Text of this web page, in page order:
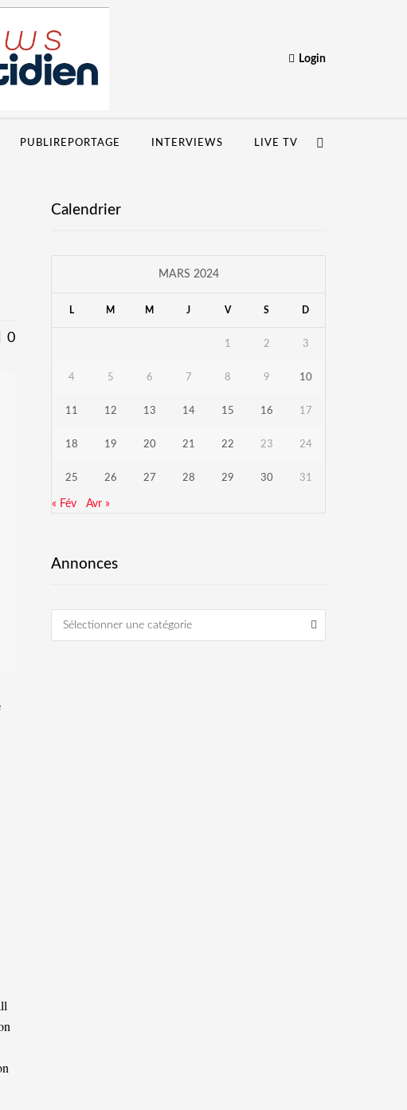
Login
PUBLIREPORTAGE INTERVIEWS LIVE TV
0
Calendrier
MARS 2024
L M M J V S D
1 2 3
4 5 6 7 8 9 10
11 12 13 14 15 16 17
18 19 20 21 22 23 24
25 26 27 28 29 30 31
« Fév Avr »
Annonces
Sélectionner une catégorie